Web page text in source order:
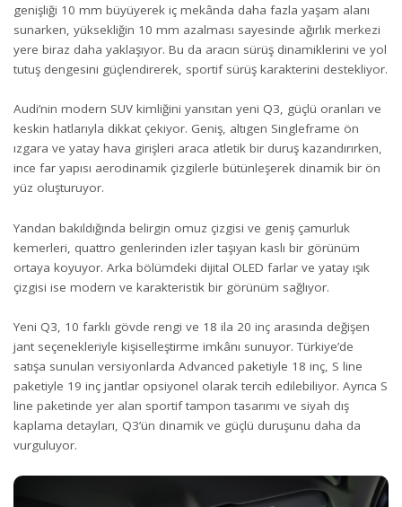
genişliği 10 mm büyüyerek iç mekânda daha fazla yaşam alanı
sunarken, yüksekliğin 10 mm azalması sayesinde ağırlık merkezi
yere biraz daha yaklaşıyor. Bu da aracın sürüş dinamiklerini ve yol
tutuş dengesini güçlendirerek, sportif sürüş karakterini destekliyor.
Audi’nin modern SUV kimliğini yansıtan yeni Q3, güçlü oranları ve
keskin hatlarıyla dikkat çekiyor. Geniş, altıgen Singleframe ön
ızgara ve yatay hava girişleri araca atletik bir duruş kazandırırken,
ince far yapısı aerodinamik çizgilerle bütünleşerek dinamik bir ön
yüz oluşturuyor.
Yandan bakıldığında belirgin omuz çizgisi ve geniş çamurluk
kemerleri, quattro genlerinden izler taşıyan kaslı bir görünüm
ortaya koyuyor. Arka bölümdeki dijital OLED farlar ve yatay ışık
çizgisi ise modern ve karakteristik bir görünüm sağlıyor.
Yeni Q3, 10 farklı gövde rengi ve 18 ila 20 inç arasında değişen
jant seçenekleriyle kişiselleştirme imkânı sunuyor. Türkiye’de
satışa sunulan versiyonlarda Advanced paketiyle 18 inç, S line
paketiyle 19 inç jantlar opsiyonel olarak tercih edilebiliyor. Ayrıca S
line paketinde yer alan sportif tampon tasarımı ve siyah dış
kaplama detayları, Q3’ün dinamik ve güçlü duruşunu daha da
vurguluyor.